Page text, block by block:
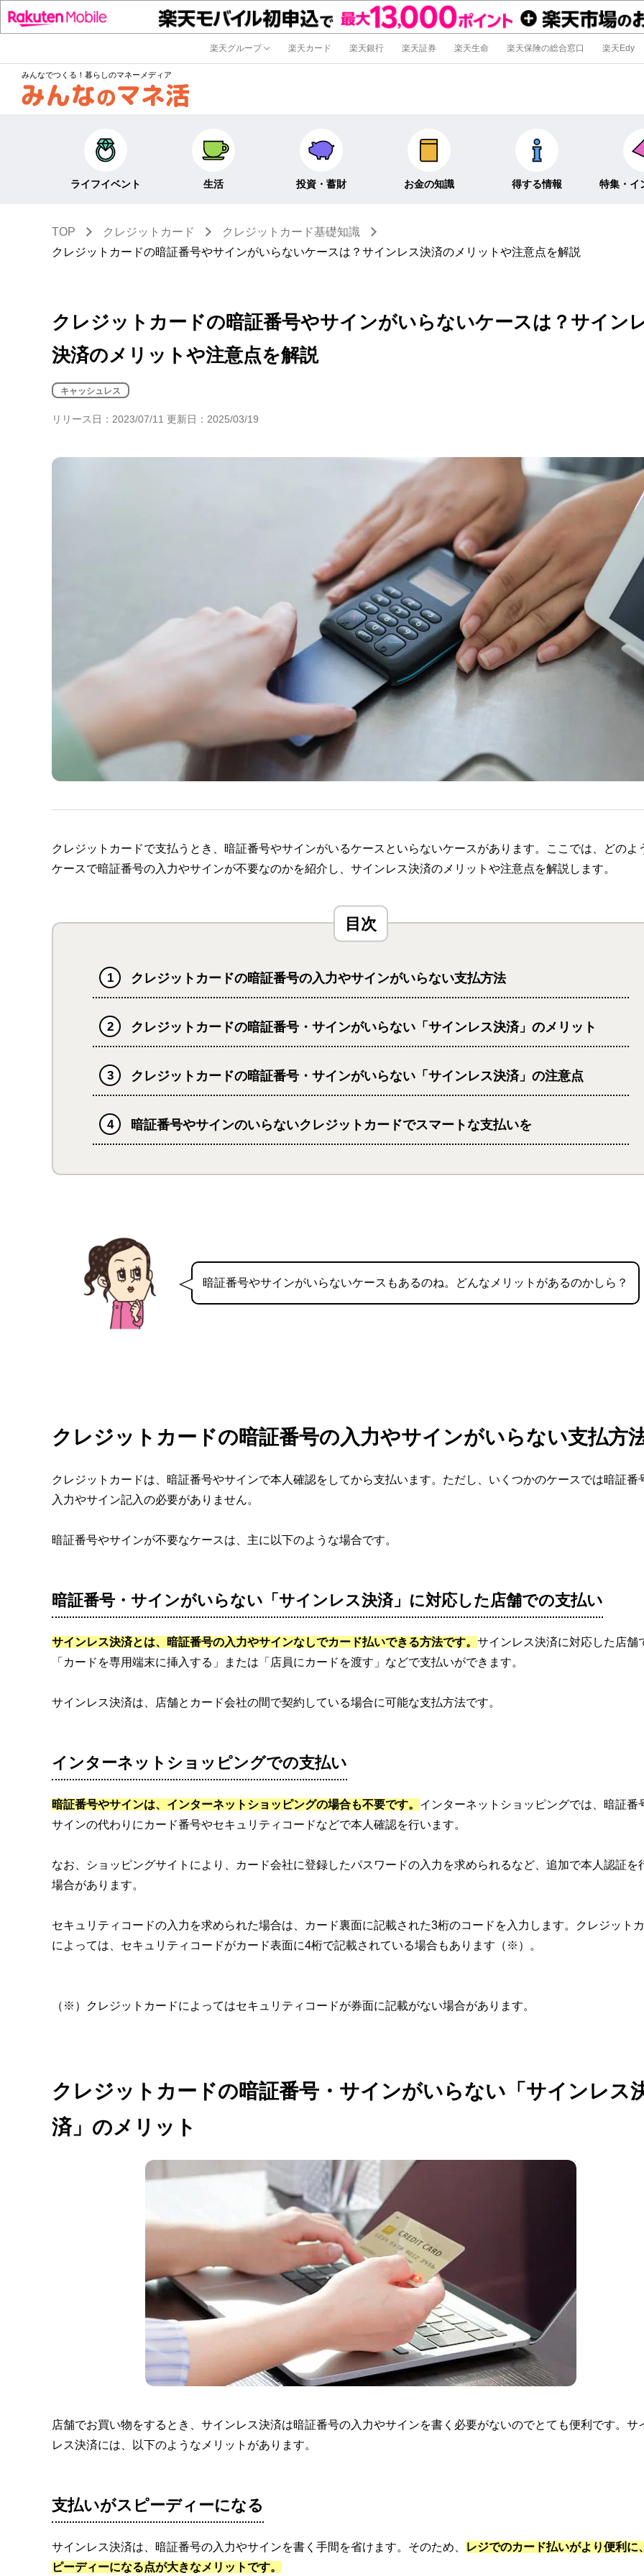
楽天グループ 楽天カード 楽天銀行 楽天証券 楽天生命 楽天保険の総合窓口 楽天Edy
みんなでつくる！暮らしのマネーメディア
ライフイベント
キャリア・働き方
年金・老後・相続
生活
キャッシュレス
税金・控除・給付金
投資・蓄財
株式・投資信託
iDeCo・そのほか投資
お金の知識 得する情報 特集・イ
TOP クレジットカード
クレジットカード基礎知識
クレジットカードの暗証番号やサインがいらないケースは？サインレス決済のメリットや注意点を解説
クレジットカードの暗証番号やサインがいらないケースは？サイン
決済のメリットや注意点を解説
キャッシュレス
リリース日：2023/07/11 更新日：2025/03/19
クレジットカードで支払うとき、暗証番号やサインがいるケースといらないケースがあります。ここでは、どのよ
ケースで暗証番号の入力やサインが不要なのかを紹介し、サインレス決済のメリットや注意点を解説します。
クレジットカードの暗証番号の入力やサインがいらない支払方法
クレジットカードの暗証番号・サインがいらない「サインレス決済」のメリット
クレジットカードの暗証番号・サインがいらない「サインレス決済」の注意点
暗証番号やサインのいらないクレジットカードでスマートな支払いを
暗証番号やサインがいらないケースもあるのね。どんなメリットがあるのかしら？
クレジットカードの暗証番号の入力やサインがいらない支払方
クレジットカードは、暗証番号やサインで本人確認をしてから支払います。ただし、いくつかのケースでは暗証番
入力やサイン記入の必要がありません。
暗証番号やサインが不要なケースは、主に以下のような場合です。
暗証番号・サインがいらない「サインレス決済」に対応した店舗での支払い
サインレス決済とは、暗証番号の入力やサインなしでカード払いできる方法です。 サインレス決済に対応した店舗
「カードを専用端末に挿入する」または「店員にカードを渡す」などで支払いができます。
サインレス決済は、店舗とカード会社の間で契約している場合に可能な支払方法です。
インターネットショッピングでの支払い
暗証番号やサインは、インターネットショッピングの場合も不要です。 インターネットショッピングでは、暗証番
サインの代わりにカード番号やセキュリティコードなどで本人確認を行います。
なお、ショッピングサイトにより、カード会社に登録したパスワードの入力を求められるなど、追加で本人認証を
場合があります。
セキュリティコードの入力を求められた場合は、カード裏面に記載された3桁のコードを入力します。クレジット
によっては、セキュリティコードがカード表面に4桁で記載されている場合もあります（※）。
（※）クレジットカードによってはセキュリティコードが券面に記載がない場合があります。
クレジットカードの暗証番号・サインがいらない「サインレス
済」のメリット
店舗でお買い物をするとき、サインレス決済は暗証番号の入力やサインを書く必要がないのでとても便利です。サ
レス決済には、以下のようなメリットがあります。
支払いがスピーディーになる
サインレス決済は、暗証番号の入力やサインを書く手間を省けます。そのため、
レジでのカード払いがより便利に
ピーディーになる点が大きなメリットです。